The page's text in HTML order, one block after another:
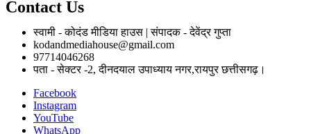
Contact Us
स्वामी - कोदंड मीडिया हाउस | संपादक - देवेंद्र गुप्ता
kodandmediahouse@gmail.com
97714046268
पता - सेक्टर -2, दीनदयाल उपाध्याय नगर,रायपुर छत्तीसगढ़।
Facebook
Instagram
YouTube
WhatsApp